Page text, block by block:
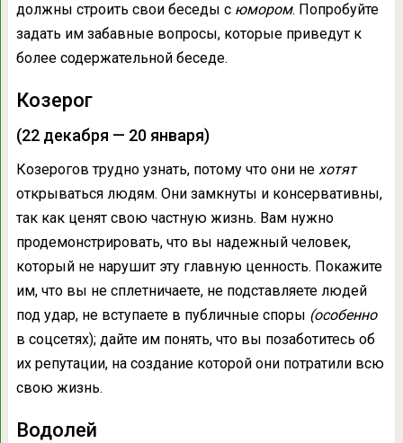
должны строить свои беседы с юмором. Попробуйте
задать им забавные вопросы, которые приведут к
более содержательной беседе.
Козерог
(22 декабря — 20 января)
Козерогов трудно узнать, потому что они не хотят
открываться людям. Они замкнуты и консервативны,
так как ценят свою частную жизнь. Вам нужно
продемонстрировать, что вы надежный человек,
который не нарушит эту главную ценность. Покажите
им, что вы не сплетничаете, не подставляете людей
под удар, не вступаете в публичные споры (особенно
в соцсетях); дайте им понять, что вы позаботитесь об
их репутации, на создание которой они потратили всю
свою жизнь.
Водолей